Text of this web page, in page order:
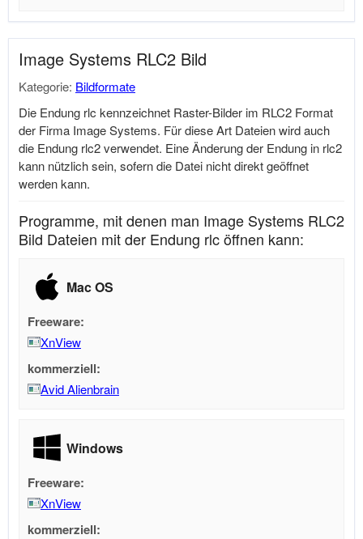
Image Systems RLC2 Bild
Kategorie: Bildformate
Die Endung rlc kennzeichnet Raster-Bilder im RLC2 Format
der Firma Image Systems. Für diese Art Dateien wird auch
die Endung rlc2 verwendet. Eine Änderung der Endung in rlc2
kann nützlich sein, sofern die Datei nicht direkt geöffnet
werden kann.
Programme, mit denen man Image Systems RLC2
Bild Dateien mit der Endung rlc öffnen kann:
Mac OS
Freeware:
XnView
kommerziell:
Avid Alienbrain
Windows
Freeware:
XnView
kommerziell: